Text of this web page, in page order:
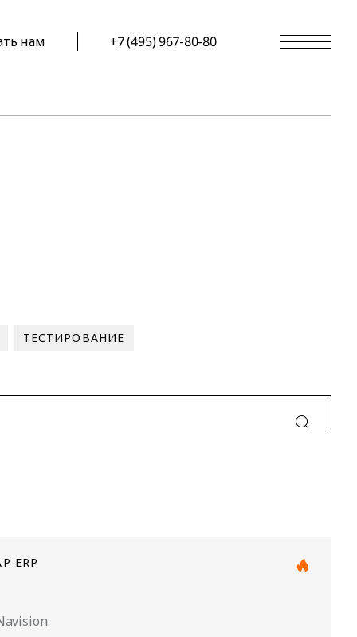
нам +7 (495) 967-80-80
ТЕСТИРОВАНИЕ
ERP